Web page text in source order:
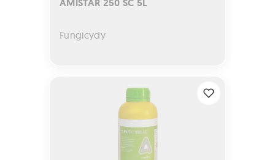
AMISTAR 250 SC 5L
Fungicydy